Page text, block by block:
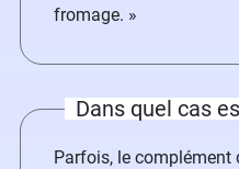
fromage. »
Dans quel cas
Parfois, le